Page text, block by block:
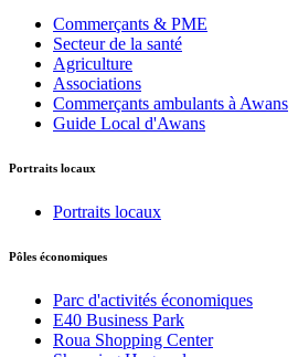
Commerçants & PME
Secteur de la santé
Agriculture
Associations
Commerçants ambulants à Awans
Guide Local d'Awans
Portraits locaux
Portraits locaux
Pôles économiques
Parc d'activités économiques
E40 Business Park
Roua Shopping Center